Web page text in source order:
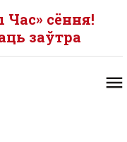
сёння!
заўтра